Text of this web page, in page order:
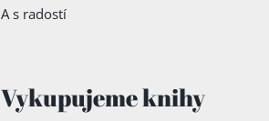
A s radostí
Vykupujeme knihy